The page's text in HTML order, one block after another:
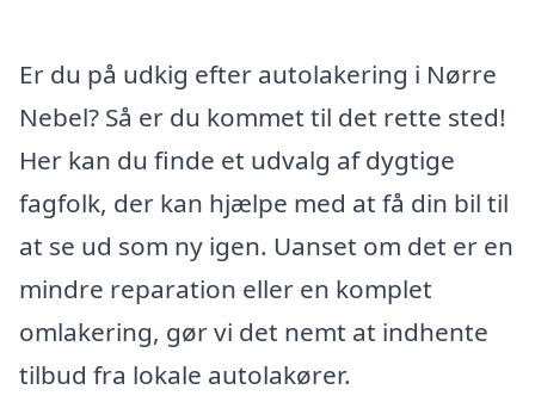
Er du på udkig efter autolakering i Nørre
Nebel? Så er du kommet til det rette sted!
Her kan du finde et udvalg af dygtige
fagfolk, der kan hjælpe med at få din bil til
at se ud som ny igen. Uanset om det er en
mindre reparation eller en komplet
omlakering, gør vi det nemt at indhente
tilbud fra lokale autolakører.